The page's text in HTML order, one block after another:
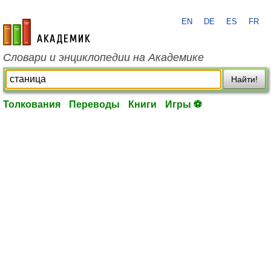
academic.ru
EN DE ES FR
Словари и энциклопедии на Академике
Найти!
Толкования Переводы Книги Игры ⚽